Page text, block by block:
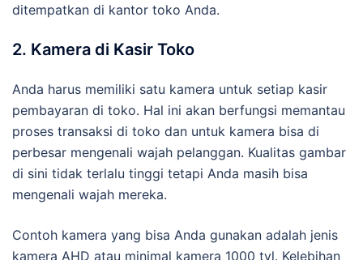
ditempatkan di kantor toko Anda.
2. Kamera di Kasir Toko
Anda harus memiliki satu kamera untuk setiap kasir
pembayaran di toko. Hal ini akan berfungsi memantau
proses transaksi di toko dan untuk kamera bisa di
perbesar mengenali wajah pelanggan. Kualitas gambar
di sini tidak terlalu tinggi tetapi Anda masih bisa
mengenali wajah mereka.
Contoh kamera yang bisa Anda gunakan adalah jenis
kamera AHD atau minimal kamera 1000 tvl. Kelebihan